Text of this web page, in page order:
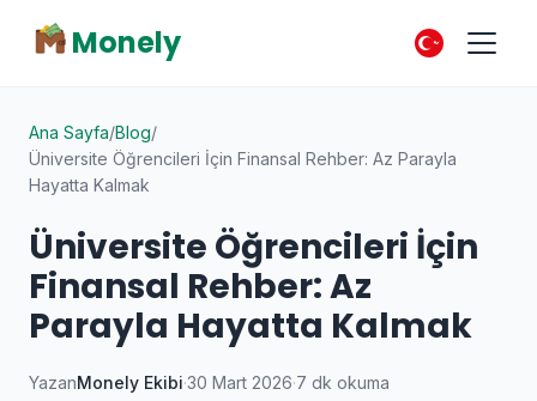
Monely
Ana Sayfa/Blog/
Üniversite Öğrencileri İçin Finansal Rehber: Az Parayla
Hayatta Kalmak
Üniversite Öğrencileri İçin
Finansal Rehber: Az
Parayla Hayatta Kalmak
YazanMonely Ekibi·30 Mart 2026·7 dk okuma